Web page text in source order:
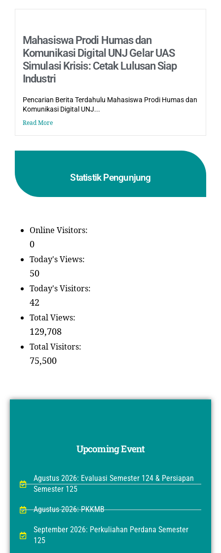
Mahasiswa Prodi Humas dan
Komunikasi Digital UNJ Gelar UAS
Simulasi Krisis: Cetak Lulusan Siap
Industri
Pencarian Berita Terdahulu Mahasiswa Prodi Humas dan
Komunikasi Digital UNJ...
Read More
Statistik Pengunjung
Online Visitors:
0
Today's Views:
50
Today's Visitors:
42
Total Views:
129,708
Total Visitors:
75,500
Upcoming Event
Agustus 2026: Evaluasi Semester 124 & Persiapan
Semester 125
Agustus 2026: PKKMB
September 2026: Perkuliahan Perdana Semester
125